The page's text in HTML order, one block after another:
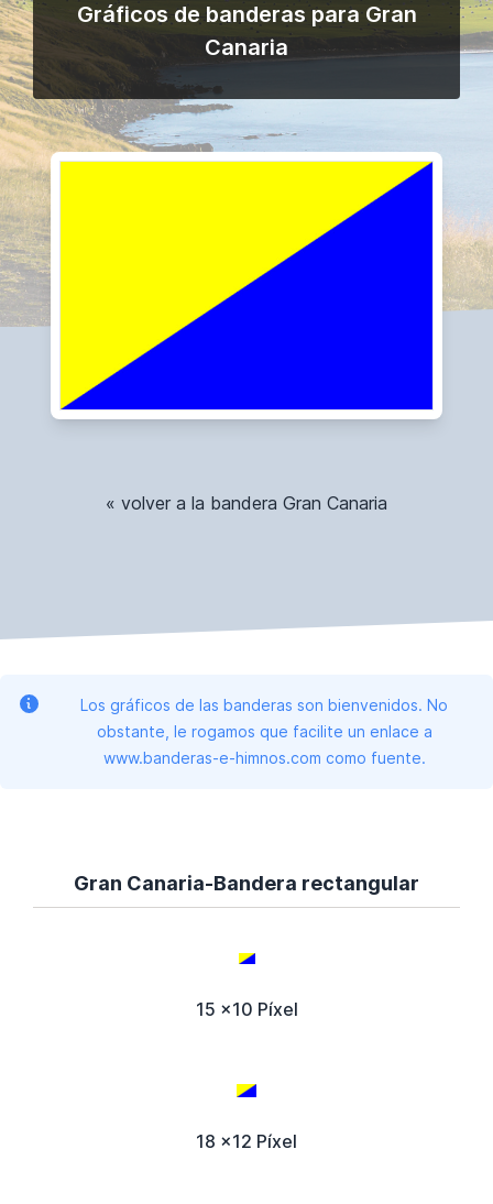
Gráficos de banderas para Gran
Canaria
« volver a la bandera Gran Canaria
Los gráficos de las banderas son bienvenidos. No
obstante, le rogamos que facilite un enlace a
www.banderas-e-himnos.com como fuente.
Gran Canaria-Bandera rectangular
15 x10 Píxel
18 x12 Píxel